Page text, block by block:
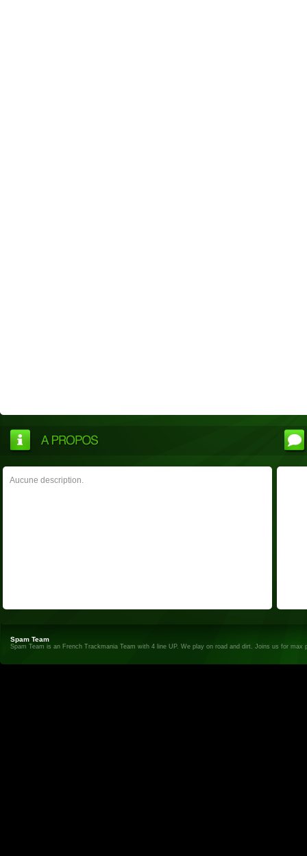
Aucune description.
Spam Team
Spam Team is an French Trackmania Team with 4 line UP. We play on road and dirt. Joins us for max